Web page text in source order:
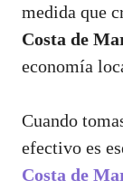
medida que
Costa de
economía
Cuando
efectivo es
Costa de